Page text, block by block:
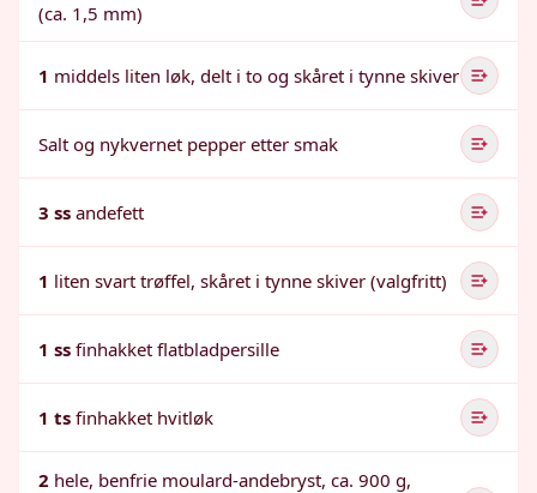
(ca. 1,5 mm)
1 middels liten løk, delt i to og skåret i tynne skiver
Salt og nykvernet pepper etter smak
3 ss andefett
1 liten svart trøffel, skåret i tynne skiver (valgfritt)
1 ss finhakket flatbladpersille
1 ts finhakket hvitløk
2 hele, benfrie moulard-andebryst, ca. 900 g,